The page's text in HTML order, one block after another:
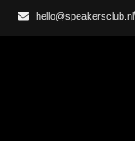
hello@speakersclub.nl